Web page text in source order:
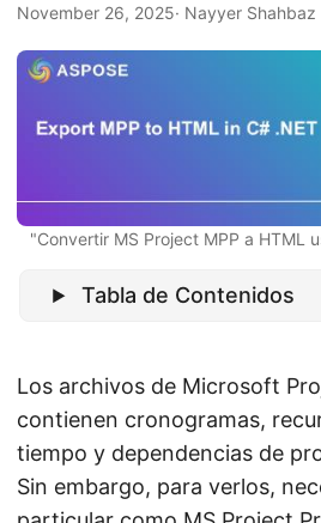
i
ó
n
November 26, 2025· Nayyer Shahbaz
"Convertir MS Project MPP a HTML
Tabla de Contenidos
Los archivos de Microsoft
contienen cronogramas,
tiempo y dependencias de
Sin embargo, para verlos,